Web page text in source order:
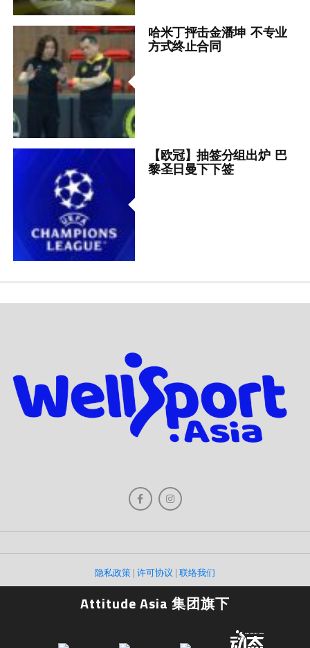
哈米丁抨击金潘坤 不专业
方式终止合同
【欧冠】抽签分组出炉 巴
黎圣日曼下下签
隐私政策 | 许可协议 | 联络我们
Attitude Asia 集团旗下